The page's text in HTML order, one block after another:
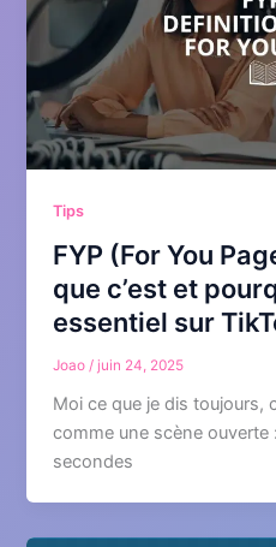
Tips
FYP (For You
que c’est et
essentiel sur
Joao /juin 24, 2025
Moi ce que je dis toujours,
comme une scène ouverte
secondes